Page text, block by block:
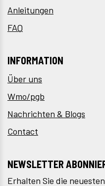
Anleitungen
FAQ
INFORMATION
Über uns
Wmo/pgb
Nachrichten & Blogs
Contact
NEWSLETTER
Erhalten Sie die